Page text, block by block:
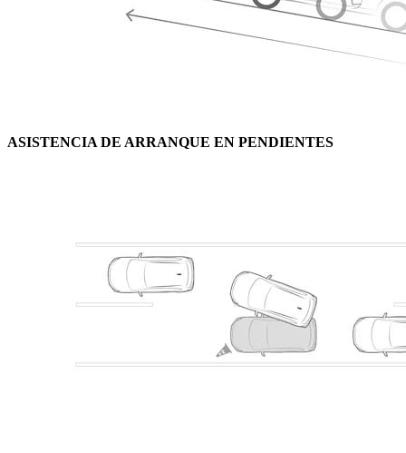
ASISTENCIA DE ARRANQUE EN PENDIENTES